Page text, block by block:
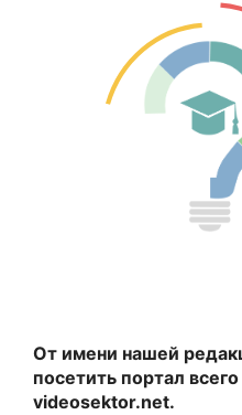
От имени нашей
посетить портал
videosektor.net.